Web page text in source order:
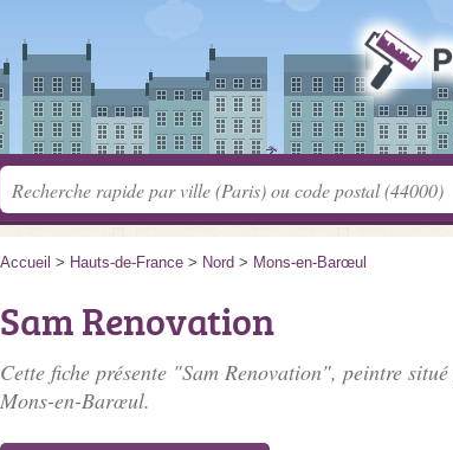
Accueil > Hauts-de-France > Nord > Mons-en-Barœul
Sam Renovation
Cette fiche présente "Sam Renovation", peintre situé
Mons-en-Barœul.